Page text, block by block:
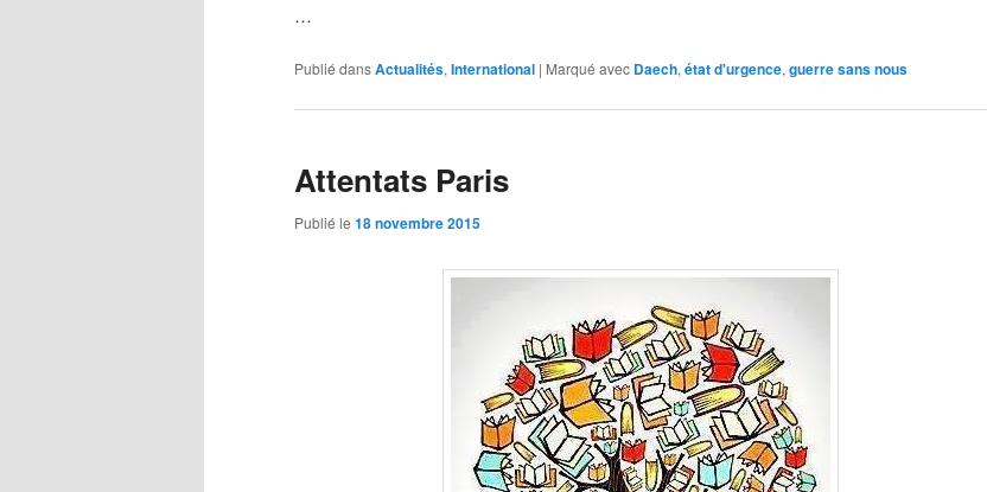
…
Publié dansActualités, International | Marqué avec Daech, état d'urgence, guerre sans nous
Attentats Paris
Publié le 18 novembre 2015